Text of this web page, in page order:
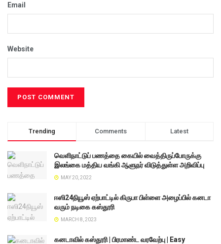
Email
Website
Trending Comments Latest
வெளிநாட்டுப் பணத்தை கையில் வைத்திருப்போருக்கு
இலங்கை மத்திய வங்கி ஆளுநர் விடுத்துள்ள அறிவிப்பு
MAY 20, 2022
ஈஸி24நியூஸ் ஏற்பாட்டில் கிருபா பிள்ளை அழைப்பில் கனடா
வரும் நடிகை கஸ்தூரி
MARCH 8, 2023
கனடாவில் கஸ்தூரி | பிரமாண்ட வரவேற்பு | Easy